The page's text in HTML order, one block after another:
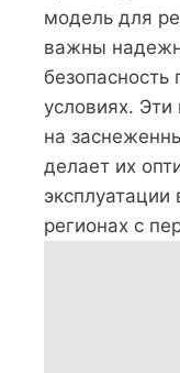
модель для
важны
условиях.
на
делает их
регионах с